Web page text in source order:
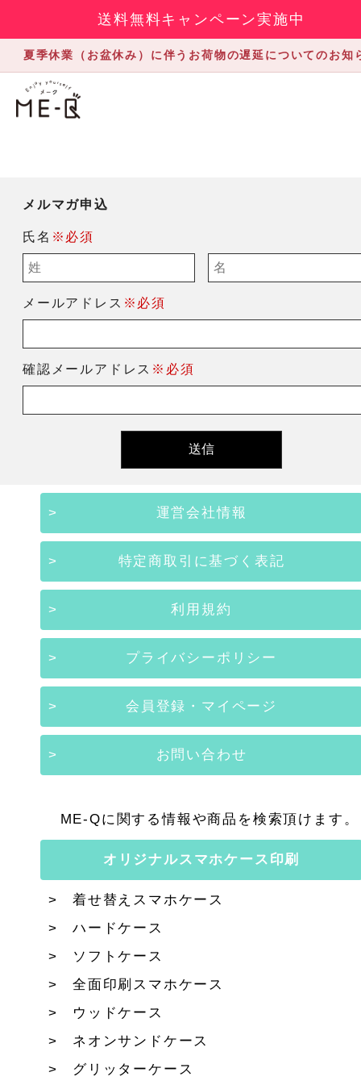
送料無料キャンペーン実施中
夏季休業（お盆休み）に伴うお荷物の遅延についてのお知
メルマガ申込
氏名 ※必須
メールアドレス ※必須
確認メールアドレス ※必須
運営会社情報
特定商取引に基づく表記
利用規約
プライバシーポリシー
会員登録・マイページ
お問い合わせ
ME-Qに関する情報や商品を検索頂けます。
オリジナルスマホケース印刷
着せ替えスマホケース
ハードケース
ソフトケース
全面印刷スマホケース
ウッドケース
ネオンサンドケース
グリッターケース